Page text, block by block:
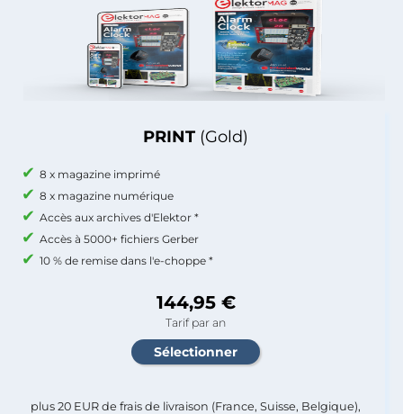
PRINT (Gold)
8 x magazine imprimé
8 x magazine numérique
Accès aux archives d'Elektor *
Accès à 5000+ fichiers Gerber
10 % de remise dans l'e-choppe *
144,95 €
Tarif par an
plus 20 EUR de frais de livraison (France, Suisse, Belgique),